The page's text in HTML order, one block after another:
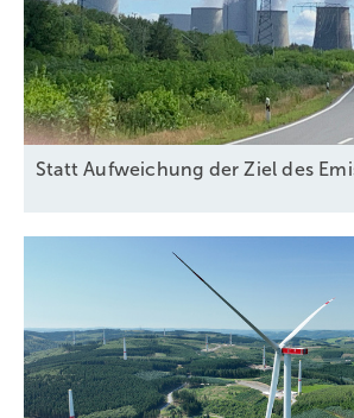
Statt Aufweichung der Ziel des